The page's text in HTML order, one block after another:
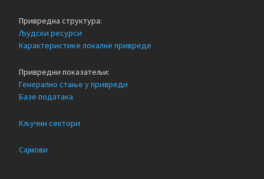
Привредна структура:
Људски ресурси
Карактеристике локалне привреде
Привредни показатељи:
Генерално стање у привреди
Базе података
Кључни сектори
Сајмови